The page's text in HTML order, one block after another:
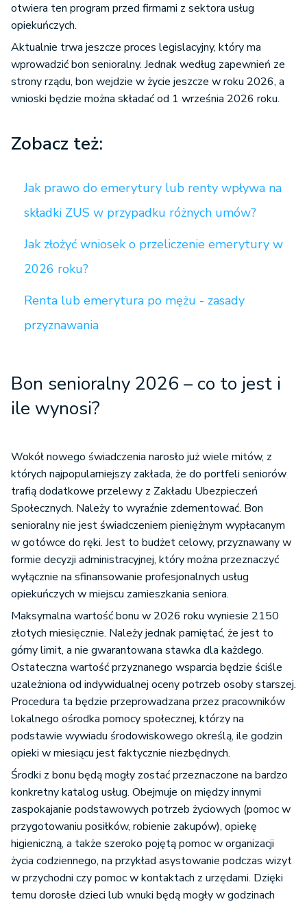
otwiera ten program przed firmami z sektora usług
opiekuńczych.
Aktualnie trwa jeszcze proces legislacyjny, który ma
wprowadzić bon senioralny. Jednak według zapewnień ze
strony rządu, bon wejdzie w życie jeszcze w roku 2026, a
wnioski będzie można składać od 1 września 2026 roku.
Zobacz też:
Jak prawo do emerytury lub renty wpływa na
składki ZUS w przypadku różnych umów?
Jak złożyć wniosek o przeliczenie emerytury w
2026 roku?
Renta lub emerytura po mężu - zasady
przyznawania
Bon senioralny 2026 – co to jest i
ile wynosi?
Wokół nowego świadczenia narosło już wiele mitów, z
których najpopularniejszy zakłada, że do portfeli seniorów
trafią dodatkowe przelewy z Zakładu Ubezpieczeń
Społecznych. Należy to wyraźnie zdementować. Bon
senioralny nie jest świadczeniem pieniężnym wypłacanym
w gotówce do ręki. Jest to budżet celowy, przyznawany w
formie decyzji administracyjnej, który można przeznaczyć
wyłącznie na sfinansowanie profesjonalnych usług
opiekuńczych w miejscu zamieszkania seniora.
Maksymalna wartość bonu w 2026 roku wyniesie 2150
złotych miesięcznie. Należy jednak pamiętać, że jest to
górny limit, a nie gwarantowana stawka dla każdego.
Ostateczna wartość przyznanego wsparcia będzie ściśle
uzależniona od indywidualnej oceny potrzeb osoby starszej.
Procedura ta będzie przeprowadzana przez pracowników
lokalnego ośrodka pomocy społecznej, którzy na
podstawie wywiadu środowiskowego określą, ile godzin
opieki w miesiącu jest faktycznie niezbędnych.
Środki z bonu będą mogły zostać przeznaczone na bardzo
konkretny katalog usług. Obejmuje on między innymi
zaspokajanie podstawowych potrzeb życiowych (pomoc w
przygotowaniu posiłków, robienie zakupów), opiekę
higieniczną, a także szeroko pojętą pomoc w organizacji
życia codziennego, na przykład asystowanie podczas wizyt
w przychodni czy pomoc w kontaktach z urzędami. Dzięki
temu dorosłe dzieci lub wnuki będą mogły w godzinach